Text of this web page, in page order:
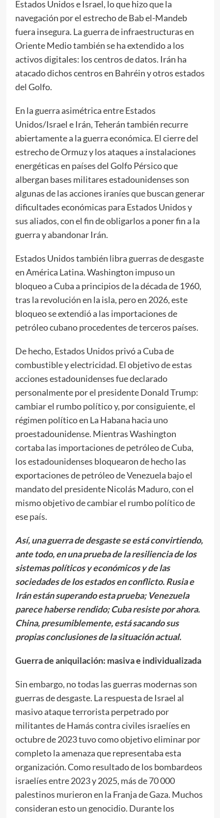
Estados Unidos e Israel, lo que hizo que la
navegación por el estrecho de Bab el-Mandeb
fuera insegura. La guerra de infraestructuras en
Oriente Medio también se ha extendido a los
activos digitales: los centros de datos. Irán ha
atacado dichos centros en Bahréin y otros estados
del Golfo.
En la guerra asimétrica entre Estados
Unidos/Israel e Irán, Teherán también recurre
abiertamente a la guerra económica. El cierre del
estrecho de Ormuz y los ataques a instalaciones
energéticas en países del Golfo Pérsico que
albergan bases militares estadounidenses son
algunas de las acciones iraníes que buscan generar
dificultades económicas para Estados Unidos y
sus aliados, con el fin de obligarlos a poner fin a la
guerra y abandonar Irán.
Estados Unidos también libra guerras de desgaste
en América Latina. Washington impuso un
bloqueo a Cuba a principios de la década de 1960,
tras la revolución en la isla, pero en 2026, este
bloqueo se extendió a las importaciones de
petróleo cubano procedentes de terceros países.
De hecho, Estados Unidos privó a Cuba de
combustible y electricidad. El objetivo de estas
acciones estadounidenses fue declarado
personalmente por el presidente Donald Trump:
cambiar el rumbo político y, por consiguiente, el
régimen político en La Habana hacia uno
proestadounidense. Mientras Washington
cortaba las importaciones de petróleo de Cuba,
los estadounidenses bloquearon de hecho las
exportaciones de petróleo de Venezuela bajo el
mandato del presidente Nicolás Maduro, con el
mismo objetivo de cambiar el rumbo político de
ese país.
Así, una guerra de desgaste se está convirtiendo,
ante todo, en una prueba de la resiliencia de los
sistemas políticos y económicos y de las
sociedades de los estados en conflicto. Rusia e
Irán están superando esta prueba; Venezuela
parece haberse rendido; Cuba resiste por ahora.
China, presumiblemente, está sacando sus
propias conclusiones de la situación actual.
Guerra de aniquilación: masiva e individualizada
Sin embargo, no todas las guerras modernas son
guerras de desgaste. La respuesta de Israel al
masivo ataque terrorista perpetrado por
militantes de Hamás contra civiles israelíes en
octubre de 2023 tuvo como objetivo eliminar por
completo la amenaza que representaba esta
organización. Como resultado de los bombardeos
israelíes entre 2023 y 2025, más de 70 000
palestinos murieron en la Franja de Gaza. Muchos
consideran esto un genocidio. Durante los